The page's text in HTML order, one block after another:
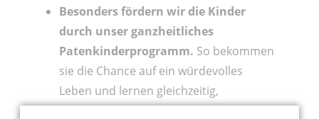
Besonders fördern wir die Kinder
durch unser ganzheitliches
Patenkinderprogramm. So bekommen
sie die Chance auf ein würdevolles
Leben und lernen gleichzeitig,
Verantwortung zu übernehmen für sich